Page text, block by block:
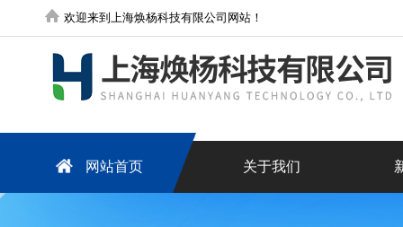
欢迎来到上海焕杨科技有限公司网站！
网站首页 关于我们